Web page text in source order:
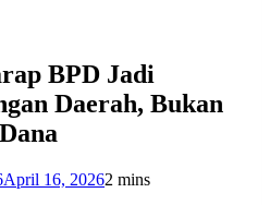
BPD Jadi
Daerah, Bukan
April 16, 20262 mins